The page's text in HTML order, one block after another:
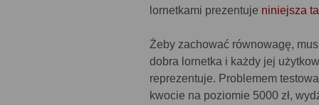
lornetkami prezentuje niniejsza
Żeby zachować równowagę,
dobra lornetka i każdy jej
reprezentuje. Problemem
kwocie na poziomie 5000 zł,